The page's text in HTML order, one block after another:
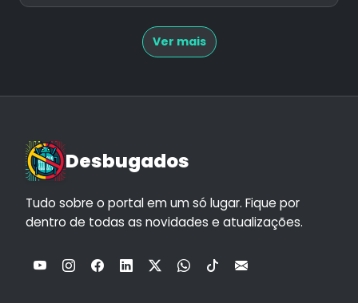
Ver mais
Desbugados
Tudo sobre o portal em um só lugar. Fique por
dentro de todas as novidades e atualizações.